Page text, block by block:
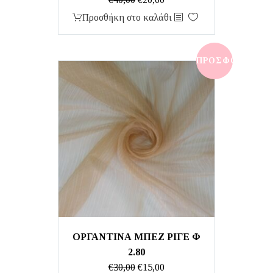
price
τρέχουσα
€20,00.
Προσθήκη στο καλάθι
ΠΡΟΣΦΟΡΆ!
ΟΡΓΑΝΤΙΝΑ ΜΠΕΖ ΡΙΓΕ Φ
2.80
€30,00 Original
€15,00Η